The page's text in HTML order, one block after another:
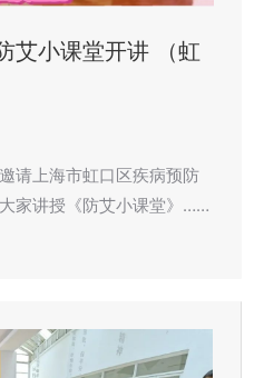
艾小课堂开讲 （虹
请上海市虹口区疾病预防
家讲授《防艾小课堂》……